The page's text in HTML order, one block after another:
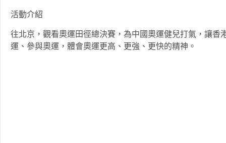
活動介紹
往北京，觀看奧運田徑總決賽，為中國奧運健兒打氣，讓香
運、參與奧運，體會奧運更高、更強、更快的精神。